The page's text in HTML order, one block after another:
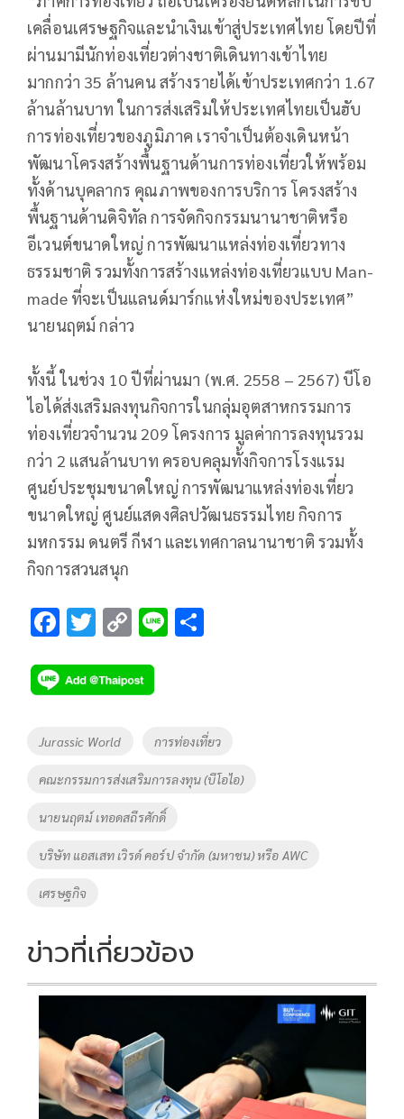
เคลื่อนเศรษฐกิจและนำเงินเข้าสู่ประเทศไทย โดยปีที่
ผ่านมามีนักท่องเที่ยวต่างชาติเดินทางเข้าไทย
มากกว่า 35 ล้านคน สร้างรายได้เข้าประเทศกว่า 1.67
ล้านล้านบาท ในการส่งเสริมให้ประเทศไทยเป็นฮับ
การท่องเที่ยวของภูมิภาค เราจำเป็นต้องเดินหน้า
พัฒนาโครงสร้างพื้นฐานด้านการท่องเที่ยวให้พร้อม
ทั้งด้านบุคลากร คุณภาพของการบริการ โครงสร้าง
พื้นฐานด้านดิจิทัล การจัดกิจกรรมนานาชาติหรือ
อีเวนต์ขนาดใหญ่ การพัฒนาแหล่งท่องเที่ยวทาง
ธรรมชาติ รวมทั้งการสร้างแหล่งท่องเที่ยวแบบ Man-
made ที่จะเป็นแลนด์มาร์กแห่งใหม่ของประเทศ”
นายนฤตม์ กล่าว
ทั้งนี้ ในช่วง 10 ปีที่ผ่านมา (พ.ศ. 2558 – 2567) บีโอ
ไอได้ส่งเสริมลงทุนกิจการในกลุ่มอุตสาหกรรมการ
ท่องเที่ยวจำนวน 209 โครงการ มูลค่าการลงทุนรวม
กว่า 2 แสนล้านบาท ครอบคลุมทั้งกิจการโรงแรม
ศูนย์ประชุมขนาดใหญ่ การพัฒนาแหล่งท่องเที่ยว
ขนาดใหญ่ ศูนย์แสดงศิลปวัฒนธรรมไทย กิจการ
มหกรรม ดนตรี กีฬา และเทศกาลนานาชาติ รวมทั้ง
กิจการสวนสนุก
F
e
b
o
k
T
tt
er
C
p
y
Li
n
k
Li
Tags
Jurassic World การท่องเที่ยว
คณะกรรมการส่งเสริมการลงทุน (บีโอไอ)
นายนฤตม์ เทอดสถีรศักดิ์
บริษัท แอสเสท เวิรด์ คอร์ป จำกัด (มหาชน) หรือ AWC
เศรษฐกิจ
ข่าวที่เกี่ยวข้อง